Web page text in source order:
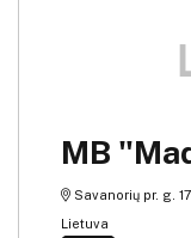
MB
Savanorių pr. g.
Lietuva